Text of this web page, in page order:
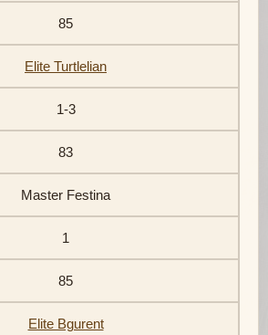
85
Elite Turtlelian
1-3
83
Master Festina
1
85
Elite Bgurent